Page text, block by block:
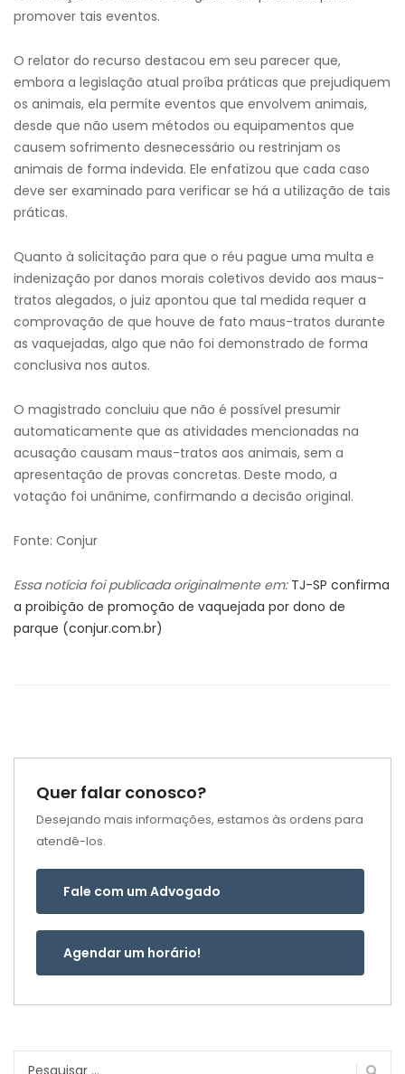
promover tais eventos.
O relator do recurso destacou em seu parecer que,
embora a legislação atual proíba práticas que prejudiquem
os animais, ela permite eventos que envolvem animais,
desde que não usem métodos ou equipamentos que
causem sofrimento desnecessário ou restrinjam os
animais de forma indevida. Ele enfatizou que cada caso
deve ser examinado para verificar se há a utilização de tais
práticas.
Quanto à solicitação para que o réu pague uma multa e
indenização por danos morais coletivos devido aos maus-
tratos alegados, o juiz apontou que tal medida requer a
comprovação de que houve de fato maus-tratos durante
as vaquejadas, algo que não foi demonstrado de forma
conclusiva nos autos.
O magistrado concluiu que não é possível presumir
automaticamente que as atividades mencionadas na
acusação causam maus-tratos aos animais, sem a
apresentação de provas concretas. Deste modo, a
votação foi unânime, confirmando a decisão original.
Fonte: Conjur
Essa notícia foi publicada originalmente em: TJ-SP confirma
a proibição de promoção de vaquejada por dono de
parque (conjur.com.br)
Quer falar conosco?
Desejando mais informações, estamos às ordens para
atendê-los.
Fale com um Advogado
Agendar um horário!
Pesquisar